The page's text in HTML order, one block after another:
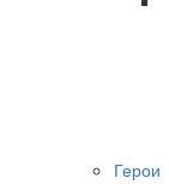
Герои